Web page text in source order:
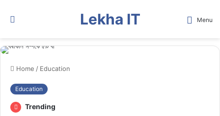
Lekha IT Menu
Home / Education
Education
Trending